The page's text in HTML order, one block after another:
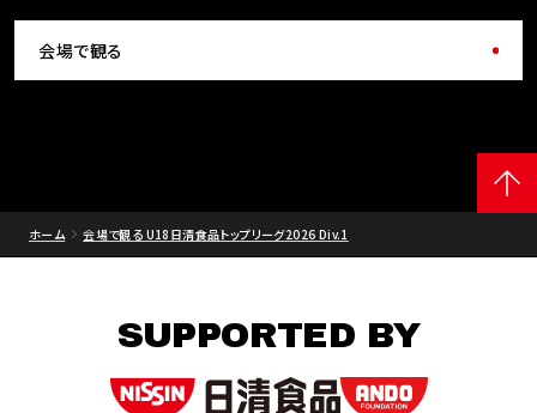
会場で観る
ホーム 会場で観る U18日清食品トップリーグ2026 Div.1
SUPPORTED BY